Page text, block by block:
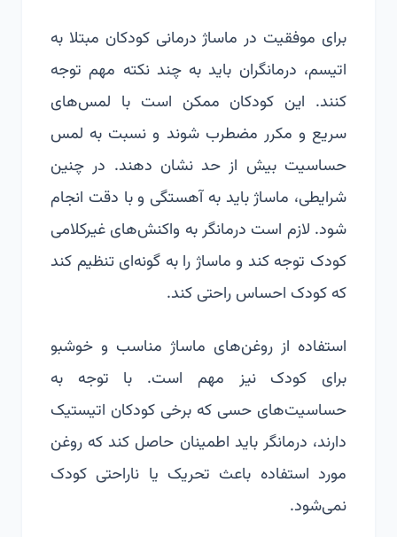
برای موفقیت در ماساژ درمانی کودکان مبتلا به
اتیسم، درمانگران باید به چند نکته مهم توجه
کنند. این کودکان ممکن است با لمس‌های
سریع و مکرر مضطرب شوند و نسبت به لمس
حساسیت بیش از حد نشان دهند. در چنین
شرایطی، ماساژ باید به آهستگی و با دقت انجام
شود. لازم است درمانگر به واکنش‌های غیرکلامی
کودک توجه کند و ماساژ را به گونه‌ای تنظیم کند
که کودک احساس راحتی کند.
استفاده از روغن‌های ماساژ مناسب و خوشبو
برای کودک نیز مهم است. با توجه به
حساسیت‌های حسی که برخی کودکان اتیستیک
دارند، درمانگر باید اطمینان حاصل کند که روغن
مورد استفاده باعث تحریک یا ناراحتی کودک
نمی‌شود.